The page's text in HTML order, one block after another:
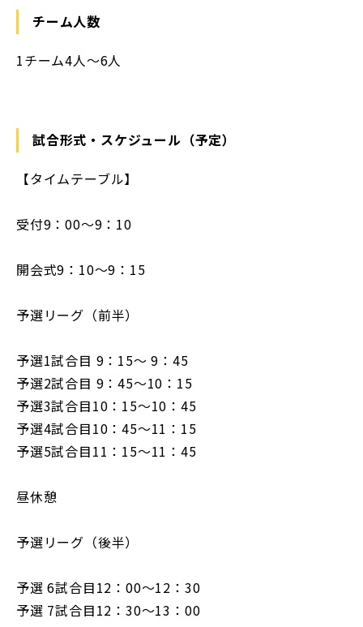
チーム人数
1チーム4人～6人
試合形式・スケジュール（予定）
【タイムテーブル】
受付9：00～9：10
開会式9：10～9：15
予選リーグ（前半）
予選1試合目 9：15～ 9：45
予選2試合目 9：45～10：15
予選3試合目10：15～10：45
予選4試合目10：45～11：15
予選5試合目11：15～11：45
昼休憩
予選リーグ（後半）
予選 6試合目12：00～12：30
予選 7試合目12：30～13：00